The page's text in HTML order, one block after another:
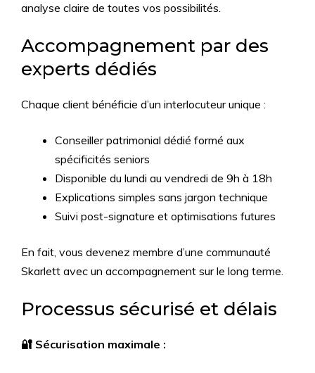
analyse claire de toutes vos possibilités.
Accompagnement par des
experts dédiés
Chaque client bénéficie d’un interlocuteur unique :
Conseiller patrimonial dédié formé aux
spécificités seniors
Disponible du lundi au vendredi de 9h à 18h
Explications simples sans jargon technique
Suivi post-signature et optimisations futures
En fait, vous devenez membre d’une communauté
Skarlett avec un accompagnement sur le long terme.
Processus sécurisé et délais
🔐 Sécurisation maximale :